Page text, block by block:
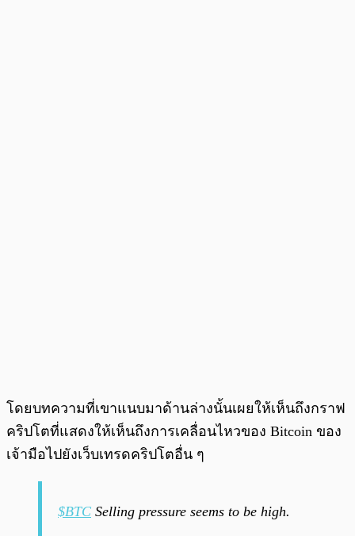
โดยบทความที่เขาแนบมาด้านล่างนั้นเผยให้เห็นถึงกราฟ
คริปโตที่แสดงให้เห็นถึงการเคลื่อนไหวของ Bitcoin ของ
เจ้ามือไปยังเว็บเทรดคริปโตอื่น ๆ
$BTC Selling pressure seems to be high.